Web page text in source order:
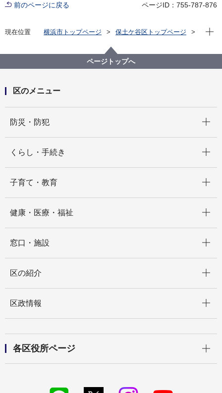
前のページに戻る ページID：755-787-876
現在位置 横浜市トップページ
保土ケ谷区トップページ
北向地蔵
現在
ページトップへ
区のメニュー
防災・防犯
くらし・手続き
子育て・教育
健康・医療・福祉
窓口・施設
区の紹介
区政情報
各区役所ページ